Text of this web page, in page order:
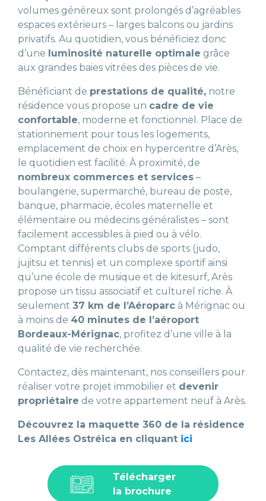
volumes généreux sont prolongés d’agréables
espaces extérieurs – larges balcons ou jardins
privatifs. Au quotidien, vous bénéficiez donc
d’une luminosité naturelle optimale grâce
aux grandes baies vitrées des pièces de vie.
Bénéficiant de prestations de qualité, notre
résidence vous propose un cadre de vie
confortable, moderne et fonctionnel. Place de
stationnement pour tous les logements,
emplacement de choix en hypercentre d’Arès,
le quotidien est facilité. À proximité, de
nombreux commerces et services –
boulangerie, supermarché, bureau de poste,
banque, pharmacie, écoles maternelle et
élémentaire ou médecins généralistes – sont
facilement accessibles à pied ou à vélo.
Comptant différents clubs de sports (judo,
jujitsu et tennis) et un complexe sportif ainsi
qu’une école de musique et de kitesurf, Arès
propose un tissu associatif et culturel riche. À
seulement 37 km de l’Aéroparc à Mérignac ou
à moins de 40 minutes de l’aéroport
Bordeaux-Mérignac, profitez d’une ville à la
qualité de vie recherchée.
Contactez, dès maintenant, nos conseillers pour
réaliser votre projet immobilier et devenir
propriétaire de votre appartement neuf à Arès.
Découvrez la maquette 360 de la résidence
Les Allées Ostréica en cliquant ici
Télécharger
la brochure